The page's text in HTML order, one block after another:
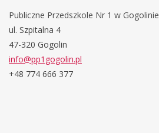
Publiczne Przedszkole Nr 1 w Gogolinie
ul. Szpitalna 4
47-320 Gogolin
info@pp1gogolin.pl
+48 774 666 377